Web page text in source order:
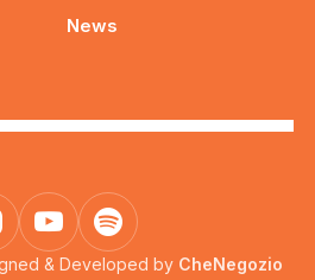
News
& Developed by CheNegozio